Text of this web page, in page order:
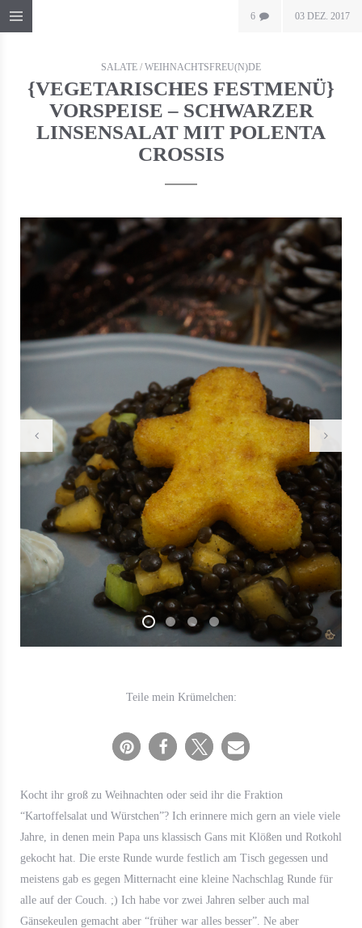
6 03 DEZ. 2017
SALATE / WEIHNACHTSFREU(N)DE
{VEGETARISCHES FESTMENÜ}
VORSPEISE – SCHWARZER
LINSENSALAT MIT POLENTA
CROSSIS
Teile mein Krümelchen:
Kocht ihr groß zu Weihnachten oder seid ihr die Fraktion
“Kartoffelsalat und Würstchen”? Ich erinnere mich gern an viele viele
Jahre, in denen mein Papa uns klassisch Gans mit Klößen und Rotkohl
gekocht hat. Die erste Runde wurde festlich am Tisch gegessen und
meistens gab es gegen Mitternacht eine kleine Nachschlag Runde für
alle auf der Couch. ;) Ich habe vor zwei Jahren selber auch mal
Gänsekeulen gemacht aber “früher war alles besser”. Ne aber